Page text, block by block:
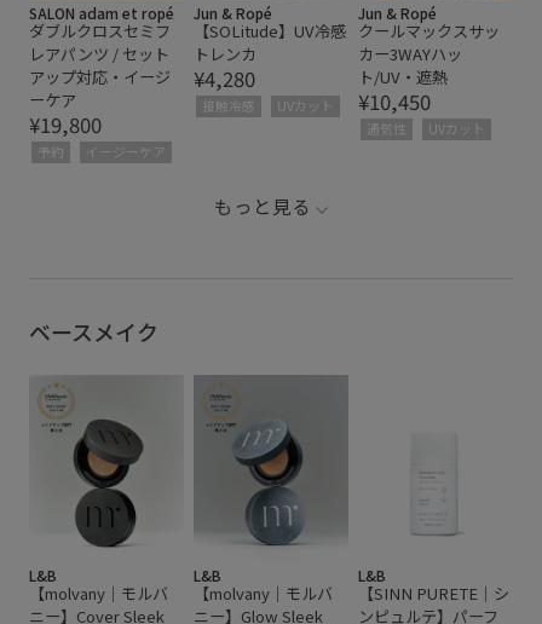
SALON adam et ropé
ダブルクロスセミフ
レアパンツ / セット
アップ対応・イージ
ーケア
¥19,800
予約 イージーケア
Jun & Ropé
【SOLitude】UV冷感
トレンカ
¥4,280
接触冷感 UVカット
Jun & Ropé
クールマックスサッ
カー3WAYハッ
ト/UV・遮熱
¥10,450
通気性 UVカット
もっと見る
ベースメイク
L&B
【molvany｜モルバ
ニー】Cover Sleek
L&B
【molvany｜モルバ
ニー】Glow Sleek
L&B
【SINN PURETE｜シ
ンピュルテ】パーフ